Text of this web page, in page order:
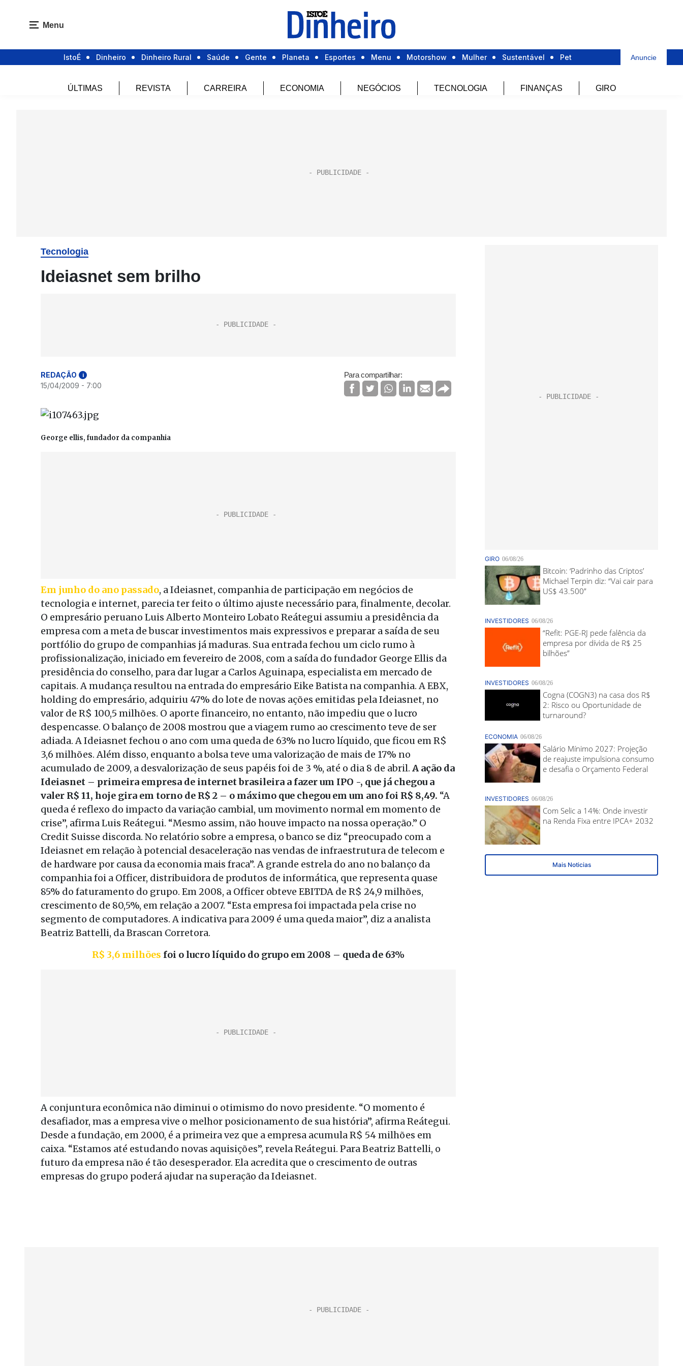
Menu
IstoÉ Dinheiro Dinheiro Rural Saúde Gente Planeta Esportes Menu Motorshow Mulher Sustentável Pet Anuncie
ÚLTIMAS REVISTA CARREIRA ECONOMIA NEGÓCIOS TECNOLOGIA FINANÇAS GIRO
Tecnologia
Ideiasnet sem brilho
REDAÇÃO i
15/04/2009 - 7:00
Para compartilhar:
George ellis, fundador da companhia
Em junho do ano passado, a Ideiasnet, companhia de participação em negócios de
tecnologia e internet, parecia ter feito o último ajuste necessário para, finalmente, decolar.
O empresário peruano Luis Alberto Monteiro Lobato Reátegui assumiu a presidência da
empresa com a meta de buscar investimentos mais expressivos e preparar a saída de seu
portfólio do grupo de companhias já maduras. Sua entrada fechou um ciclo rumo à
profissionalização, iniciado em fevereiro de 2008, com a saída do fundador George Ellis da
presidência do conselho, para dar lugar a Carlos Aguinapa, especialista em mercado de
capitais. A mudança resultou na entrada do empresário Eike Batista na companhia. A EBX,
holding do empresário, adquiriu 47% do lote de novas ações emitidas pela Ideiasnet, no
valor de R$ 100,5 milhões. O aporte financeiro, no entanto, não impediu que o lucro
despencasse. O balanço de 2008 mostrou que a viagem rumo ao crescimento teve de ser
adiada. A Ideiasnet fechou o ano com uma queda de 63% no lucro líquido, que ficou em R$
3,6 milhões. Além disso, enquanto a bolsa teve uma valorização de mais de 17% no
acumulado de 2009, a desvalorização de seus papéis foi de 3 %, até o dia 8 de abril. A ação da
Ideiasnet – primeira empresa de internet brasileira a fazer um IPO -, que já chegou a
valer R$ 11, hoje gira em torno de R$ 2 – o máximo que chegou em um ano foi R$ 8,49. “A
queda é reflexo do impacto da variação cambial, um movimento normal em momento de
crise”, afirma Luis Reátegui. “Mesmo assim, não houve impacto na nossa operação.” O
Credit Suisse discorda. No relatório sobre a empresa, o banco se diz “preocupado com a
Ideiasnet em relação à potencial desaceleração nas vendas de infraestrutura de telecom e
de hardware por causa da economia mais fraca”. A grande estrela do ano no balanço da
companhia foi a Officer, distribuidora de produtos de informática, que representa quase
85% do faturamento do grupo. Em 2008, a Officer obteve EBITDA de R$ 24,9 milhões,
crescimento de 80,5%, em relação a 2007. “Esta empresa foi impactada pela crise no
segmento de computadores. A indicativa para 2009 é uma queda maior”, diz a analista
Beatriz Battelli, da Brascan Corretora.
R$ 3,6 milhões foi o lucro líquido do grupo em 2008 – queda de 63%
A conjuntura econômica não diminui o otimismo do novo presidente. “O momento é
desafiador, mas a empresa vive o melhor posicionamento de sua história”, afirma Reátegui.
Desde a fundação, em 2000, é a primeira vez que a empresa acumula R$ 54 milhões em
caixa. “Estamos até estudando novas aquisições”, revela Reátegui. Para Beatriz Battelli, o
futuro da empresa não é tão desesperador. Ela acredita que o crescimento de outras
empresas do grupo poderá ajudar na superação da Ideiasnet.